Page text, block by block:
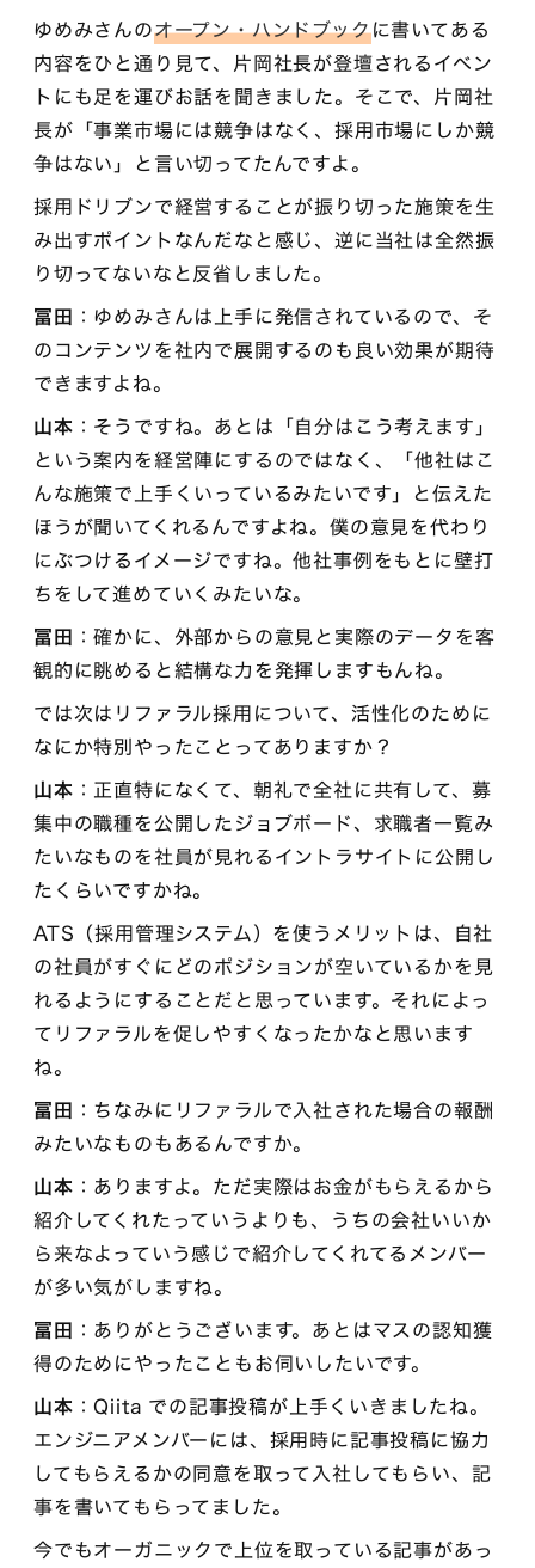
ゆめみさんのオープン・ハンドブックに書いてある
内容をひと通り見て、片岡社長が登壇されるイベン
トにも足を運びお話を聞きました。そこで、片岡社
長が「事業市場には競争はなく、採用市場にしか競
争はない」と言い切ってたんですよ。
採用ドリブンで経営することが振り切った施策を生
み出すポイントなんだなと感じ、逆に当社は全然振
り切ってないなと反省しました。
冨田 ：ゆめみさんは上手に発信されているので、そ
のコンテンツを社内で展開するのも良い効果が期待
できますよね。
山本 ：そうですね。あとは「自分はこう考えます」
という案内を経営陣にするのではなく、「他社はこ
んな施策で上手くいっているみたいです」と伝えた
ほうが聞いてくれるんですよね。僕の意見を代わり
にぶつけるイメージですね。他社事例をもとに壁打
ちをして進めていくみたいな。
冨田 ：確かに、外部からの意見と実際のデータを客
観的に眺めると結構な力を発揮しますもんね。
では次はリファラル採用について、活性化のために
なにか特別やったことってありますか？
山本 ：正直特になくて、朝礼で全社に共有して、募
集中の職種を公開したジョブボード、求職者一覧み
たいなものを社員が見れるイントラサイトに公開し
たくらいですかね。
ATS（採用管理システム）を使うメリットは、自社
の社員がすぐにどのポジションが空いているかを見
れるようにすることだと思っています。それによっ
てリファラルを促しやすくなったかなと思います
ね。
冨田 ：ちなみにリファラルで入社された場合の報酬
みたいなものもあるんですか。
山本 ：ありますよ。ただ実際はお金がもらえるから
紹介してくれたっていうよりも、うちの会社いいか
ら来なよっていう感じで紹介してくれてるメンバー
が多い気がしますね。
冨田 ：ありがとうございます。あとはマスの認知獲
得のためにやったこともお伺いしたいです。
山本 ：Qiita での記事投稿が上手くいきましたね。
エンジニアメンバーには、採用時に記事投稿に協力
してもらえるかの同意を取って入社してもらい、記
事を書いてもらってました。
今でもオーガニックで上位を取っている記事があっ